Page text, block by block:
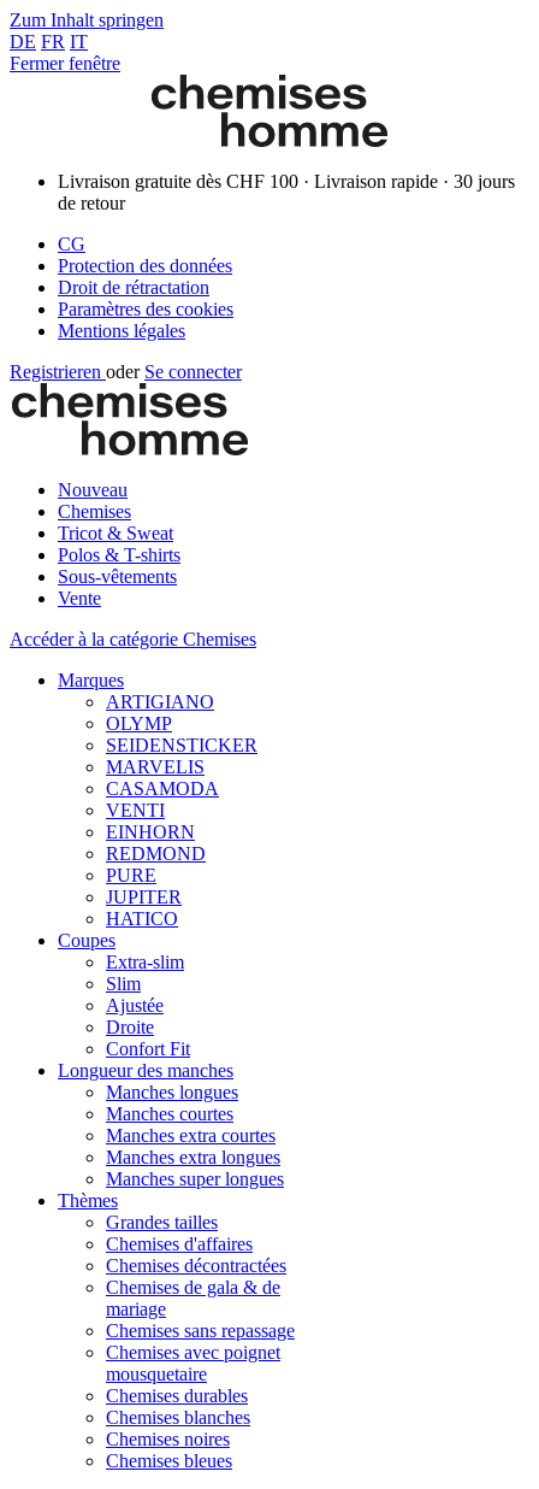
Zum Inhalt springen
DE FR IT
Fermer fenêtre
Livraison gratuite dès CHF 100 · Livraison rapide · 30 jours
de retour
CG
Protection des données
Droit de rétractation
Paramètres des cookies
Mentions légales
Registrieren oder Se connecter
Nouveau
Chemises
Tricot & Sweat
Polos & T-shirts
Sous-vêtements
Vente
Accéder à la catégorie Chemises
Marques
ARTIGIANO
OLYMP
SEIDENSTICKER
MARVELIS
CASAMODA
VENTI
EINHORN
REDMOND
PURE
JUPITER
HATICO
Coupes
Extra-slim
Slim
Ajustée
Droite
Confort Fit
Longueur des manches
Manches longues
Manches courtes
Manches extra courtes
Manches extra longues
Manches super longues
Thèmes
Grandes tailles
Chemises d'affaires
Chemises décontractées
Chemises de gala & de
mariage
Chemises sans repassage
Chemises avec poignet
mousquetaire
Chemises durables
Chemises blanches
Chemises noires
Chemises bleues